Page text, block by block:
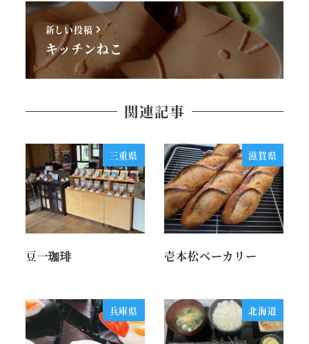
新しい投稿
キッチンねこ
関連記事
三重県
豆一珈琲
滋賀県
壱本松ベーカリー
兵庫県 北海道